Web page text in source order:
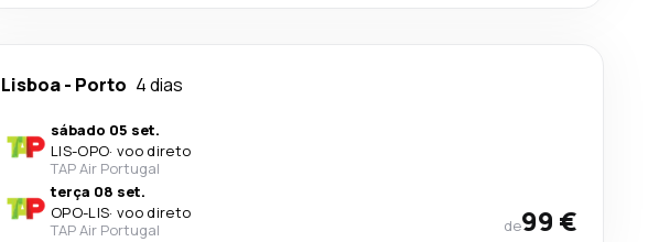
Lisboa- Porto 4 dias
sábado 05 set.
LIS-OPO· voo direto
TAP Air Portugal
terça 08 set.
OPO-LIS· voo direto
TAP Air Portugal
de99 €